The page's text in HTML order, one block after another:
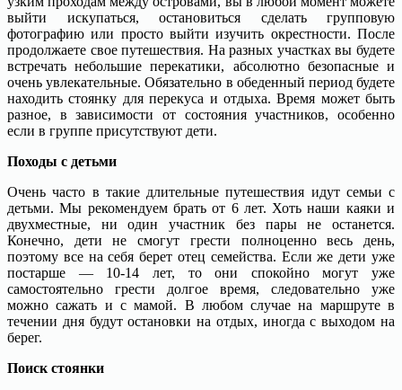
выйти искупаться, остановиться сделать групповую
фотографию или просто выйти изучить окрестности. После
продолжаете свое путешествия. На разных участках вы будете
встречать небольшие перекатики, абсолютно безопасные и
очень увлекательные. Обязательно в обеденный период будете
находить стоянку для перекуса и отдыха. Время может быть
разное, в зависимости от состояния участников, особенно
если в группе присутствуют дети.
Походы с детьми
Очень часто в такие длительные путешествия идут семьи с
детьми. Мы рекомендуем брать от 6 лет. Хоть наши каяки и
двухместные, ни один участник без пары не останется.
Конечно, дети не смогут грести полноценно весь день,
поэтому все на себя берет отец семейства. Если же дети уже
постарше — 10-14 лет, то они спокойно могут уже
самостоятельно грести долгое время, следовательно уже
можно сажать и с мамой. В любом случае на маршруте в
течении дня будут остановки на отдых, иногда с выходом на
берег.
Поиск стоянки